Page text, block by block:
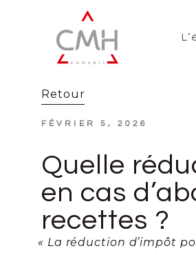
Retour
FÉVRIER 5, 2026
Quelle
en cas
recettes ?
« La réduction d’impôt